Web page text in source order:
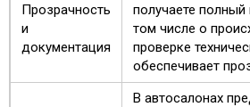
Прозрачность
и
документация
получаете
том числе о
проверке
обеспечивает
В автосалонах